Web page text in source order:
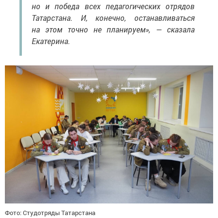
но и победа всех педагогических отрядов
Татарстана. И, конечно, останавливаться
на этом точно не планируем», — сказала
Екатерина.
Фото: Студотряды Татарстана